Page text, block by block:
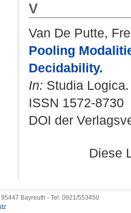
V
Van De Putte,
Pooling
Decidability.
In: Studia
ISSN 1572-8730
DOI der
Diese
95447 Bayreuth - Tel. 0921/553450